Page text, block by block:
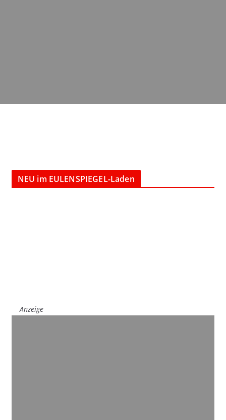
NEU im EULENSPIEGEL-Laden
Anzeige